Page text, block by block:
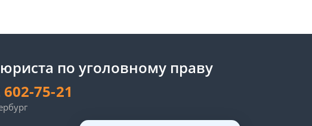
по уголовному праву
75-21